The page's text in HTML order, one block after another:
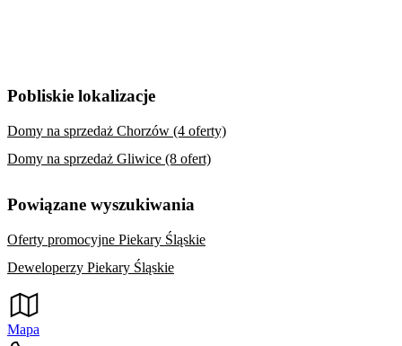
Pobliskie lokalizacje
Domy na sprzedaż Chorzów (4 oferty)
Domy na sprzedaż Gliwice (8 ofert)
Powiązane wyszukiwania
Oferty promocyjne Piekary Śląskie
Deweloperzy Piekary Śląskie
Mapa